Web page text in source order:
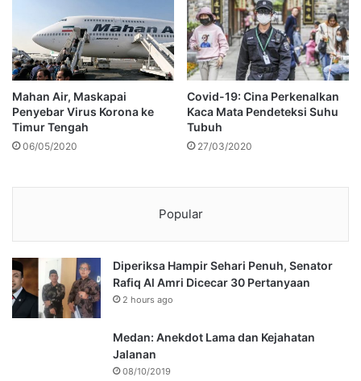
Mahan Air, Maskapai
Penyebar Virus Korona ke
Timur Tengah
06/05/2020
Covid-19: Cina Perkenalkan
Kaca Mata Pendeteksi Suhu
Tubuh
27/03/2020
Popular
Diperiksa Hampir Sehari Penuh, Senator
Rafiq Al Amri Dicecar 30 Pertanyaan
2 hours ago
Medan: Anekdot Lama dan Kejahatan
Jalanan
08/10/2019